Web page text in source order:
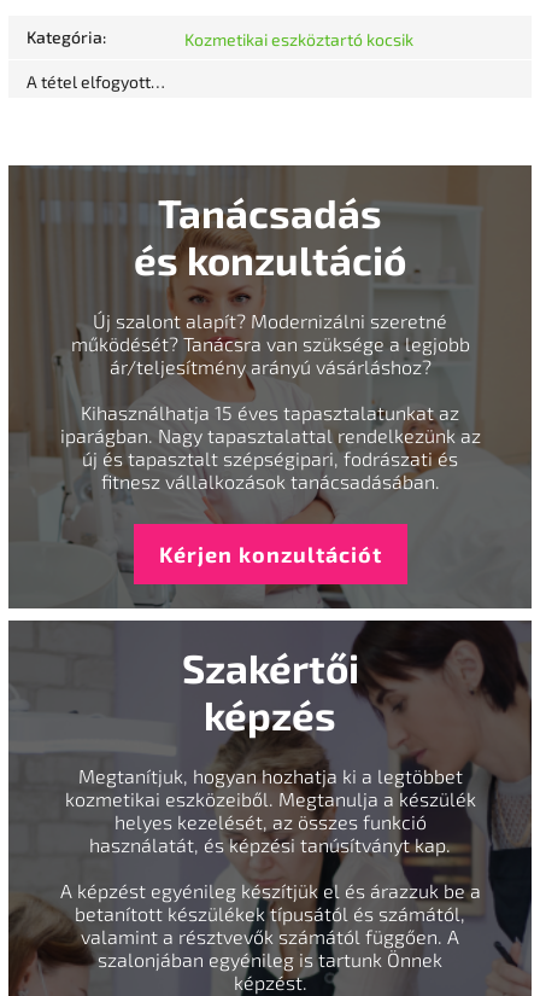
Kategória: Kozmetikai eszköztartó kocsik
A tétel elfogyott…
Tanácsadás
és konzultáció
Új szalont alapít? Modernizálni szeretné
működését? Tanácsra van szüksége a legjobb
ár/teljesítmény arányú vásárláshoz?
Kihasználhatja 15 éves tapasztalatunkat az
iparágban. Nagy tapasztalattal rendelkezünk az
új és tapasztalt szépségipari, fodrászati és
fitnesz vállalkozások tanácsadásában.
Kérjen konzultációt
Szakértői
képzés
Megtanítjuk, hogyan hozhatja ki a legtöbbet
kozmetikai eszközeiből. Megtanulja a készülék
helyes kezelését, az összes funkció
használatát, és képzési tanúsítványt kap.
A képzést egyénileg készítjük el és árazzuk be a
betanított készülékek típusától és számától,
valamint a résztvevők számától függően. A
szalonjában egyénileg is tartunk Önnek
képzést.